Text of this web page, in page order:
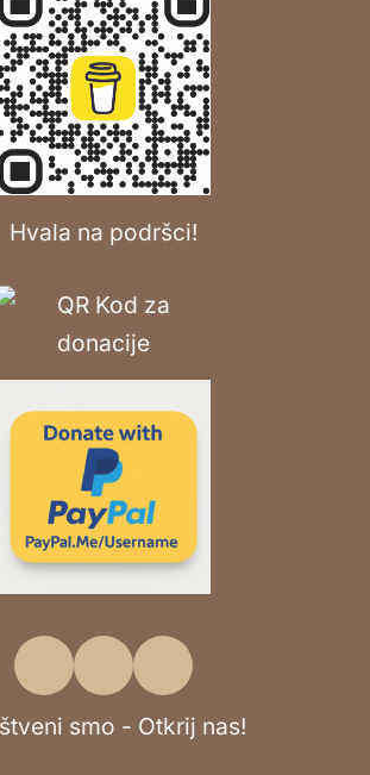
Hvala na podršci!
smo - Otkrij nas!